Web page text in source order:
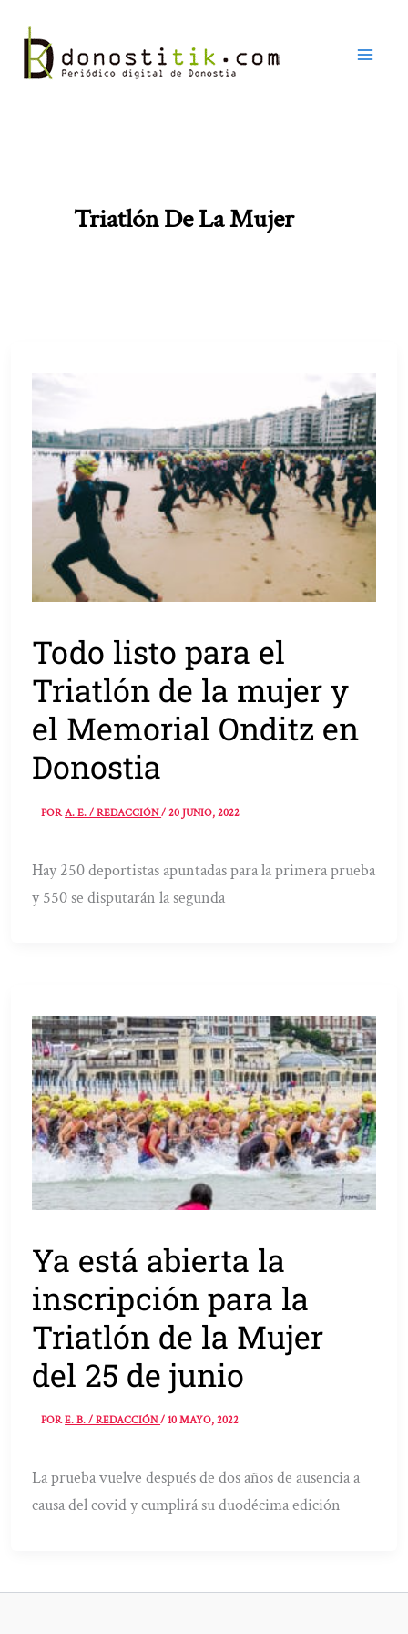
contenido
Triatlón De La Mujer
Todo listo para el
Triatlón de la mujer y
el Memorial Onditz en
Donostia
PORA. E. / REDACCIÓN/20 JUNIO, 2022
Hay 250 deportistas apuntadas para la primera prueba
y 550 se disputarán la segunda
Ya está abierta la
inscripción para la
Triatlón de la Mujer
del 25 de junio
PORE. B. / REDACCIÓN/10 MAYO, 2022
La prueba vuelve después de dos años de ausencia a
causa del covid y cumplirá su duodécima edición